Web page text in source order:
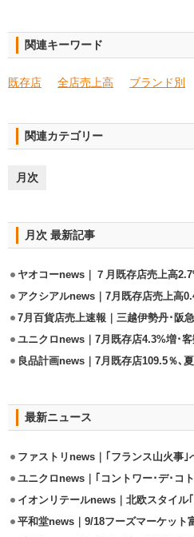
関連キーワード
既存店 全店売上高 ブランド別
関連カテゴリー
月次
月次 最新記事
アクシアルnews｜7月既存店売上高
最新ニュース